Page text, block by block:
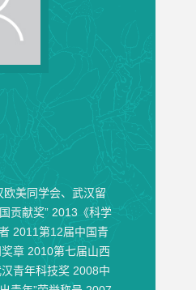
欧美同学会、武汉留
贡献奖” 2013《科学
2011第12届中国青
章 2010第七届山西
青年科技奖 2008中